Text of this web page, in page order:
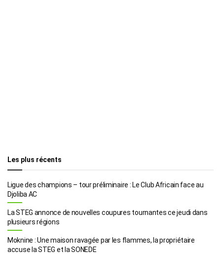
Les plus récents
Ligue des champions – tour préliminaire : Le Club Africain face au
Djoliba AC
La STEG annonce de nouvelles coupures tournantes ce jeudi dans
plusieurs régions
Moknine : Une maison ravagée par les flammes, la propriétaire
accuse la STEG et la SONEDE